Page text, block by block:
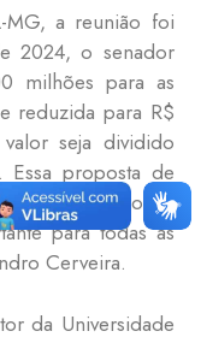
MG, a reunião foi
2024, o senador
milhões para as
reduzida para R$
seja dividido
Essa proposta de
ao tamanho da
para todas as
Cerveira.
da Universidade